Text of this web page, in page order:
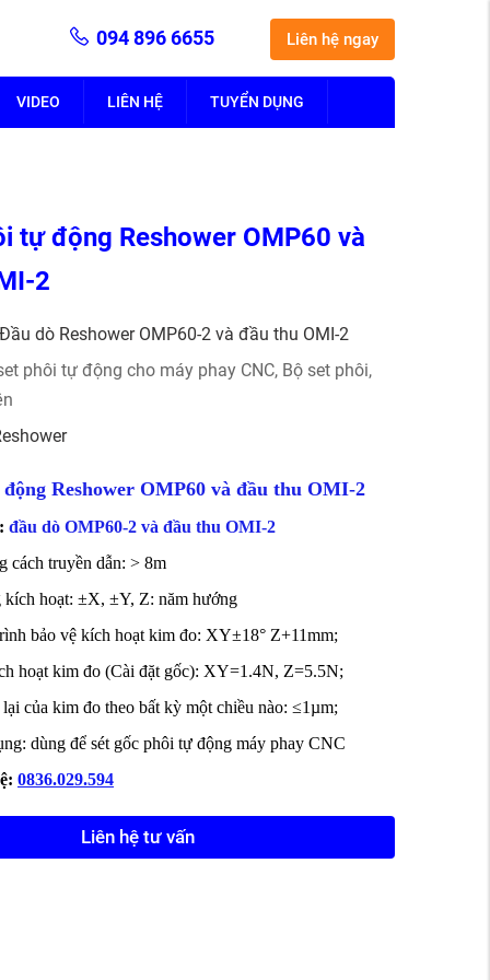
094 896 6655 Liên hệ ngay
VIDEO LIÊN HỆ TUYỂN DỤNG
tự động Reshower OMP60 và
2
dò Reshower OMP60-2 và đầu thu OMI-2
phôi tự động cho máy phay CNC, Bộ set phôi,
Reshower OMP60 và đầu thu OMI-2
đầu dò OMP60-2 và đầu thu OMI-2
cách truyền dẫn: > 8m
kích hoạt: ±X, ±Y, Z: năm hướng
bảo vệ kích hoạt kim đo: XY±18° Z+11mm;
hoạt kim đo (Cài đặt gốc): XY=1.4N, Z=5.5N;
của kim đo theo bất kỳ một chiều nào: ≤1µm;
dùng để sét gốc phôi tự động máy phay CNC
0836.029.594
Liên hệ tư vấn